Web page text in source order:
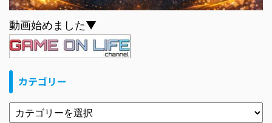
動画始めました▼
カテゴリー